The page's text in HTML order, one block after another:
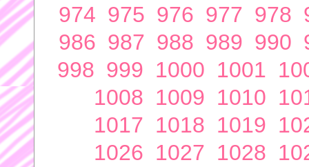
974 975 976 977 978
986 987 988 989 990
998 999 1000 1001
1008 1009 1010
1017 1018 1019
1026 1027 1028